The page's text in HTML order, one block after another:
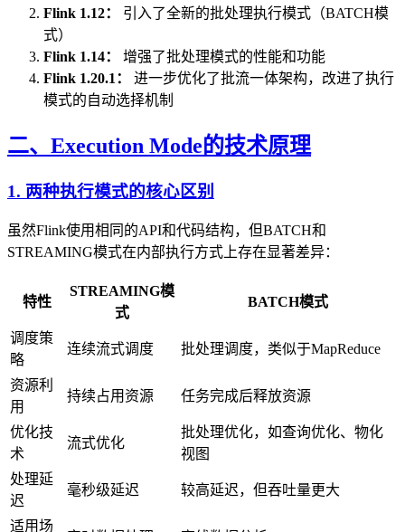
Flink 1.12：
引入了全新的批处理执行模式（BATCH模
式）
Flink 1.14：
增强了批处理模式的性能和功能
Flink 1.20.1：
进一步优化了批流一体架构，改进了执行
模式的自动选择机制
二、Execution Mode的技术原理
1. 两种执行模式的核心区别
虽然Flink使用相同的API和代码结构，但BATCH和
STREAMING模式在内部执行方式上存在显著差异：
特性
STREAMING模
式
BATCH模式
调度策
略
连续流式调度 批处理调度，类似于MapReduce
资源利
用
持续占用资源 任务完成后释放资源
优化技
术
流式优化
批处理优化，如查询优化、物化
视图
处理延
迟
毫秒级延迟 较高延迟，但吞吐量更大
适用场